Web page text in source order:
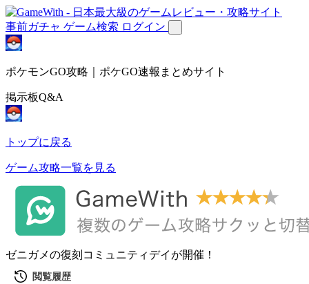
事前ガチャ ゲーム検索 ログイン
ポケモンGO攻略｜ポケGO速報まとめサイト
掲示板Q&A
トップに戻る
ゲーム攻略一覧を見る
ゼニガメの復刻コミュニティデイが開催！